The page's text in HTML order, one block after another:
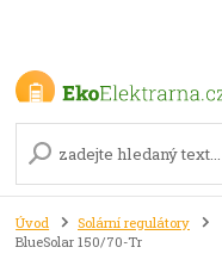
Úvod Solární regulátory
BlueSolar 150/70-Tr